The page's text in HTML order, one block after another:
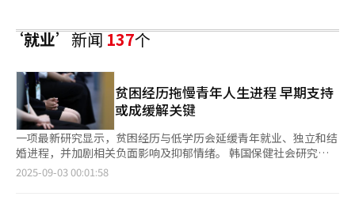
‘就业’新闻137个
贫困经历拖慢青年人生进程 早期支持
或成缓解关键
一项最新研究显示，贫困经历与低学历会延缓青年就业、独立和结
婚进程，并加剧相关负面影响及抑郁情绪。 韩国保健社会研究院
于1日发布《青年转型路径变化的影响及人口社会政策含义》报
2025-09-03 00:01:58